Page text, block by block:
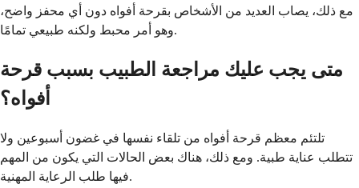
مع ذلك، يصاب العديد من الأشخاص بقرحة أفواه دون أي محفز واضح،
وهو أمر محبط ولكنه طبيعي تمامًا.
متى يجب عليك مراجعة الطبيب بسبب قرحة
أفواه؟
تلتئم معظم قرحة أفواه من تلقاء نفسها في غضون أسبوعين ولا
تتطلب عناية طبية. ومع ذلك، هناك بعض الحالات التي يكون من المهم
فيها طلب الرعاية المهنية.